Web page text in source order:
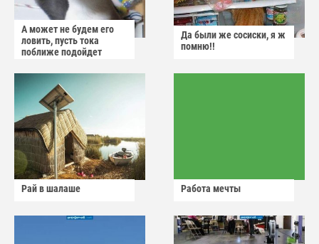
А может не будем его
ловить, пусть тока
поближе подойдет
Да были же сосиски, я ж
помню!!
Рай в шалаше Работа мечты